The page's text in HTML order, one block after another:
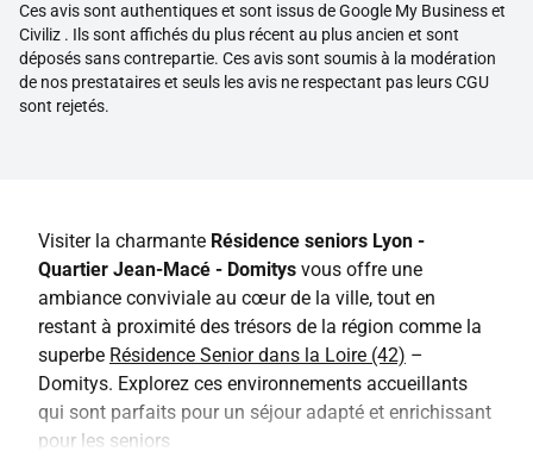
Ces avis sont authentiques et sont issus de Google My Business et
Civiliz . Ils sont affichés du plus récent au plus ancien et sont
déposés sans contrepartie. Ces avis sont soumis à la modération
de nos prestataires et seuls les avis ne respectant pas leurs CGU
sont rejetés.
Visiter la charmante Résidence seniors Lyon -
Quartier Jean-Macé - Domitys vous offre une
ambiance conviviale au cœur de la ville, tout en
restant à proximité des trésors de la région comme la
superbe Résidence Senior dans la Loire (42) –
Domitys. Explorez ces environnements accueillants
qui sont parfaits pour un séjour adapté et enrichissant
pour les seniors